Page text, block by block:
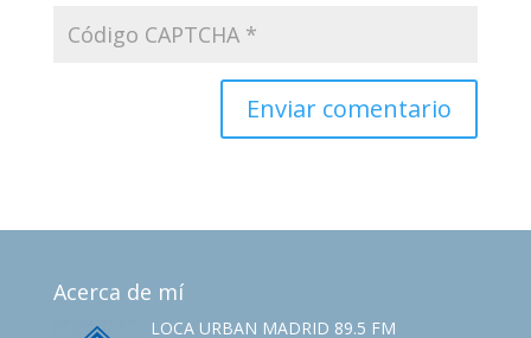
Acerca de mí
LOCA URBAN MADRID 89.5 FM